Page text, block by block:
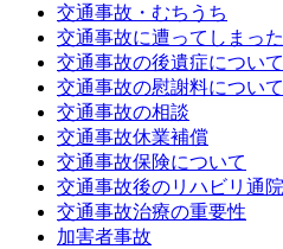
交通事故・むちうち
交通事故に遭ってしまっ
交通事故の後遺症について
交通事故の慰謝料について
交通事故の相談
交通事故休業補償
交通事故保険について
交通事故後のリハビリ通院
交通事故治療の重要性
加害者事故